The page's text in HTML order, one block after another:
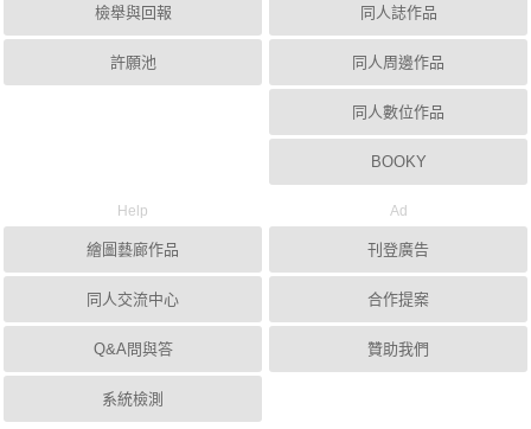
檢舉與回報
許願池
同人誌作品
同人周邊作品
同人數位作品
BOOKY
Help
繪圖藝廊作品
同人交流中心
Q&A問與答
系統檢測
Ad
刊登廣告
合作提案
贊助我們